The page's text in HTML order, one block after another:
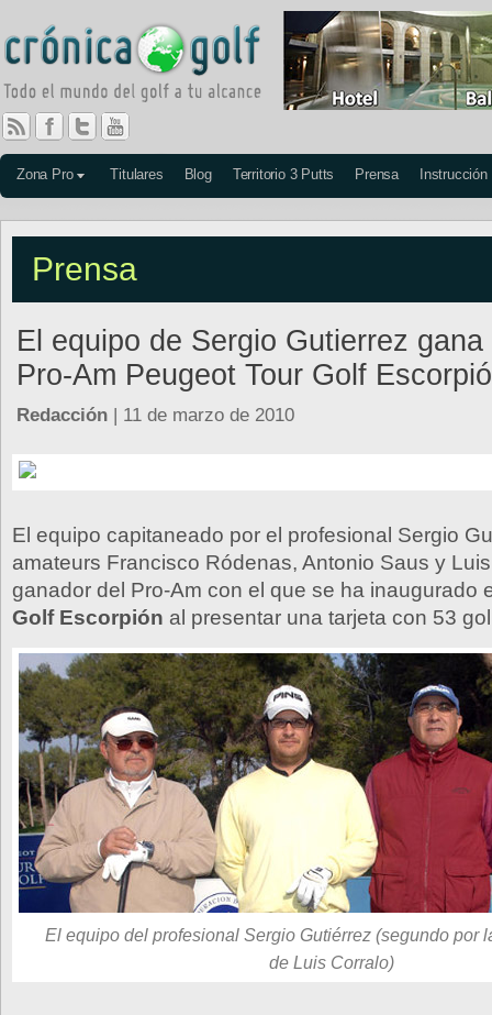
Zona Pro Titulares Blog Territorio 3 Putts Prensa Instrucción
Prensa
El equipo de Sergio Gutierrez gana
Pro-Am Peugeot Tour Golf
Redacción | 11 de marzo de 2010
El equipo capitaneado por el profesional Sergio
amateurs Francisco Ródenas, Antonio Saus y
ganador del Pro-Am con el que se ha inaugurado
Golf Escorpión al presentar una tarjeta con 53
El equipo del profesional Sergio Gutiérrez (segundo por
de Luis Corralo)